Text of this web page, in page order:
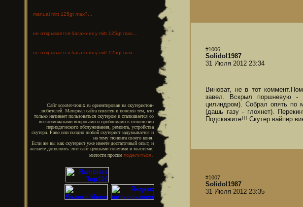
manual mitt 125gt max?...
не открывается багажник у mitt 125gt max...
не открывается багажник у mitt 125gt max...
Сайт scooter-tronix.ru ориентирован на скутеристов-
любителей. Материал сайта понятен и полезен тем, кто
только начинает пользоваться скутером и сталкивается со
всевозможными вопросами и проблемами в отношении
периодического обслуживания, ремонта, устройства
скутера. Рано или поздно любой скутерист задумывается и
на тему тюнинга своего коня.
Если же вы как скутерист уже имеете достаточный опыт, и
желаете дополнить этот сайт ценными советами и мыслями,
милости просим поделиться .
#1006
Solidol1987
31 Июля 2012 23:34
Виноват, не в тот
завел. Вскрыл поршневую -
цилиндром). Собрал опять по
(дашь газу - глохнет).
Подскажите!!! Скутер вайпер
#1007
Solidol1987
31 Июля 2012 23:35